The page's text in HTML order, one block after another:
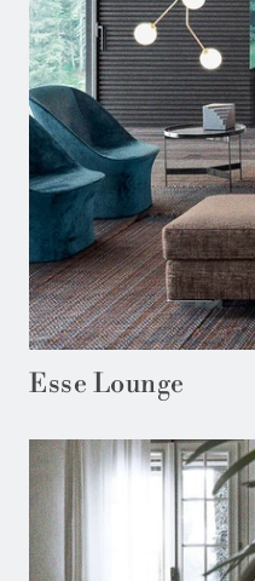
Esse Lounge